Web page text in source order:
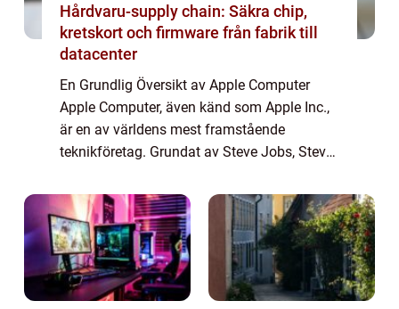
Hårdvaru-supply chain: Säkra chip,
kretskort och firmware från fabrik till
datacenter
En Grundlig Översikt av Apple Computer
Apple Computer, även känd som Apple Inc.,
är en av världens mest framstående
teknikföretag. Grundat av Steve Jobs, Steve
företaget revolutionerat teknikvärlden med
sin innovati...